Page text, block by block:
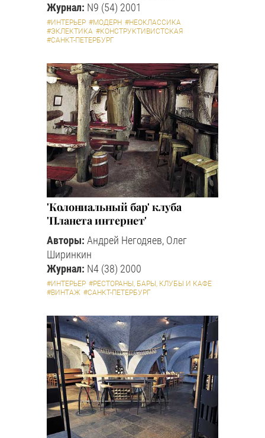
Журнал: N9 (54) 2001
#ИНТЕРЬЕР #МОДЕРН #НЕОКЛАССИКА
#ЭКЛЕКТИКА #КОНСТРУКТИВИСТСКАЯ
#САНКТ-ПЕТЕРБУРГ
'Колониальный бар' клуба
'Планета интернет'
Авторы: Андрей Негодяев, Олег
Ширинкин
Журнал: N4 (38) 2000
#ИНТЕРЬЕР #РЕСТОРАНЫ, БАРЫ, КЛУБЫ И КАФЕ
#ВИНТАЖ #САНКТ-ПЕТЕРБУРГ